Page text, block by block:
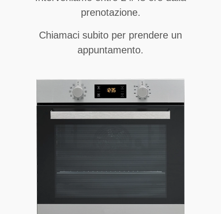
prenotazione.
Chiamaci subito per prendere un
appuntamento.